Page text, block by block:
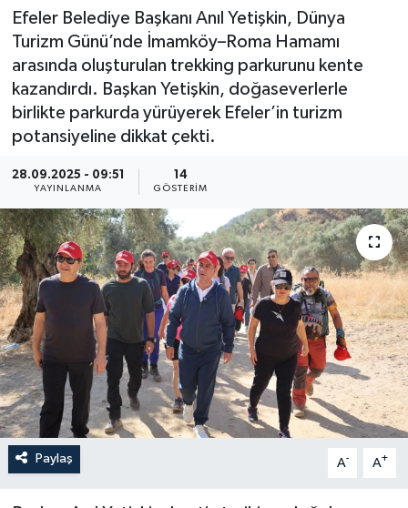
Efeler Belediye Başkanı Anıl Yetişkin, Dünya
Turizm Günü’nde İmamköy–Roma Hamamı
arasında oluşturulan trekking parkurunu kente
kazandırdı. Başkan Yetişkin, doğaseverlerle
birlikte parkurda yürüyerek Efeler’in turizm
potansiyeline dikkat çekti.
28.09.2025 - 09:51
YAYINLANMA
14
GÖSTERIM
Paylaş A- A+